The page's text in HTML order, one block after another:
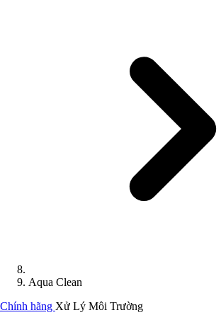
Aqua Clean
Chính hãng Xử Lý Môi Trường